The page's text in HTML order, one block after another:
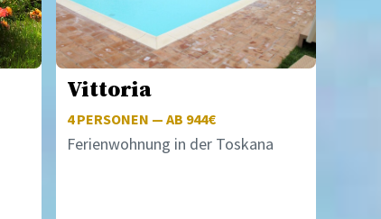
Vittoria
4PERSONEN — AB 944€
Ferienwohnung in der Toskana